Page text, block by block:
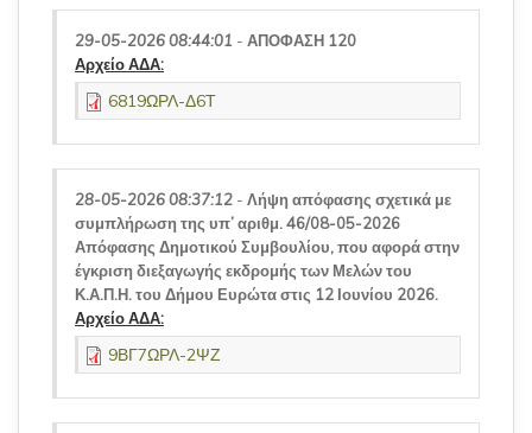
29-05-2026 08:44:01 - ΑΠΟΦΑΣΗ 120
Αρχείο ΑΔΑ:
6819ΩΡΛ-Δ6Τ
28-05-2026 08:37:12 - Λήψη απόφασης σχετικά με
συμπλήρωση της υπ’ αριθμ. 46/08-05-2026
Απόφασης Δημοτικού Συμβουλίου, που αφορά στην
έγκριση διεξαγωγής εκδρομής των Μελών του
Κ.Α.Π.Η. του Δήμου Ευρώτα στις 12 Ιουνίου 2026.
Αρχείο ΑΔΑ:
9ΒΓ7ΩΡΛ-2ΨΖ